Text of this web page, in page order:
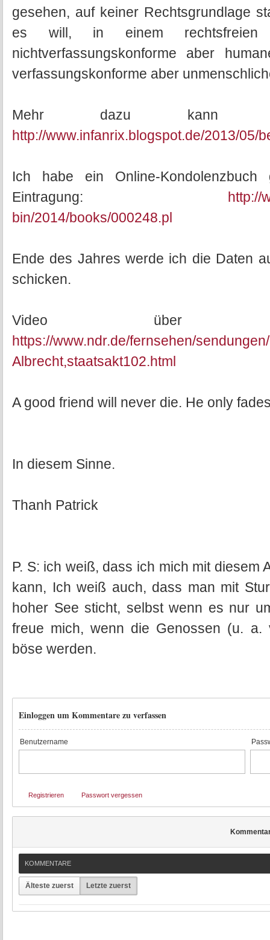
gesehen, auf keiner Rechtsgrundlage
es will, in einem
nichtverfassungskonforme aber
verfassungskonforme aber
Mehr dazu kann
http://www.infanrix.blogspot.de/2013/05/
Ich habe ein Online-
Eintragung: http://
bin/2014/books/000248.pl
Ende des Jahres werde ich die Daten
schicken.
Video über
https://www.ndr.de/fernsehen/
Albrecht,staatsakt102.html
A good friend will never die. He only
In diesem Sinne.
Thanh Patrick
P. S: ich weiß, dass ich mich mit diesem
kann, Ich weiß auch, dass man mit
hoher See sticht, selbst wenn es nur
freue mich, wenn die Genossen (u. a.
böse werden.
Einloggen um Kommentare zu verfassen
Benutzername
Registrieren Passwort vergessen
KOMMENTARE
Älteste zuerst Letzte zuerst